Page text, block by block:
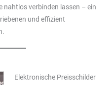
nahtlos verbinden lassen – ein
und effizient
Elektronische Preisschilder